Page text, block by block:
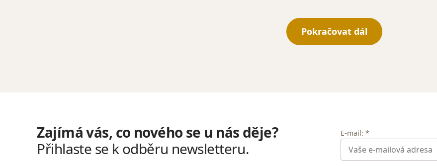
Pokračovat dál
Zajímá vás, co nového se u nás děje?
Přihlaste se k odběru newsletteru.
E-mail: *